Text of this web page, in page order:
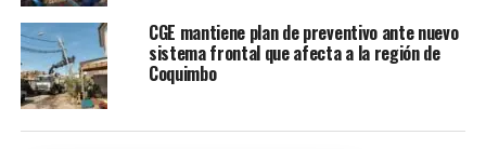
CGE mantiene plan de preventivo ante nuevo
sistema frontal que afecta a la región de
Coquimbo